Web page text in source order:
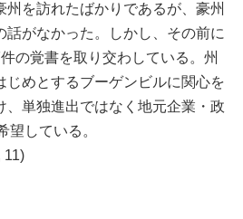
を訪れたばかりであるが、豪州
話がなかった。しかし、その前に
の覚書を取り交わしている。州
じめとするブーゲンビルに関心を
、単独進出ではなく地元企業・政
望している。
11)